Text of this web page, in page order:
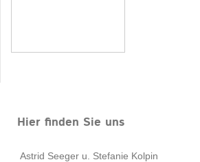
Hier finden Sie uns
Astrid Seeger u. Stefanie Kolpin